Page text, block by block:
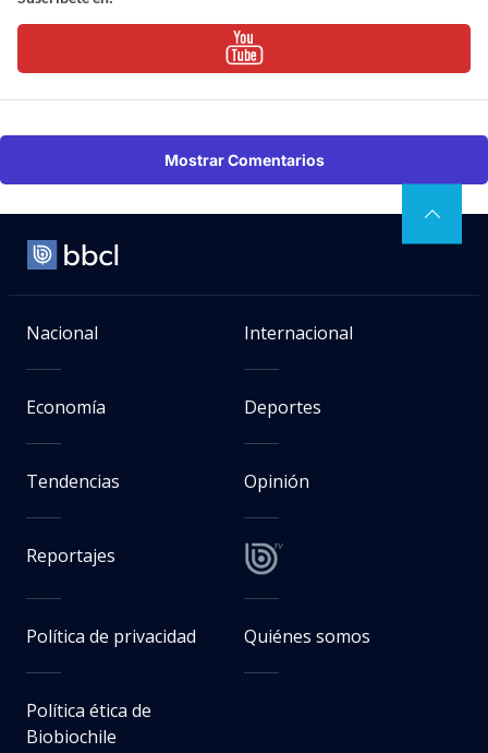
Mostrar Comentarios
Nacional Internacional
Economía Deportes
Tendencias Opinión
Reportajes
Política de privacidad Quiénes somos
Política ética de
Biobiochile